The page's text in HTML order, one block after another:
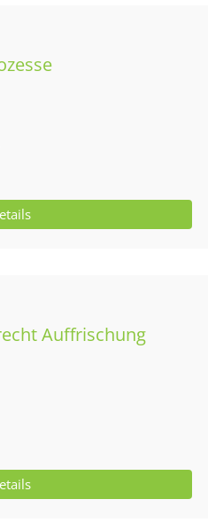
Auffrischung